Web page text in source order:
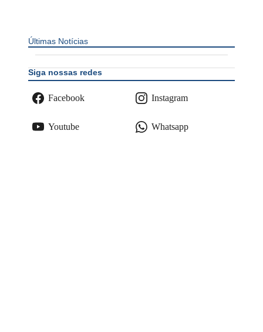
Últimas Notícias
Siga nossas redes
Facebook Instagram
Youtube Whatsapp